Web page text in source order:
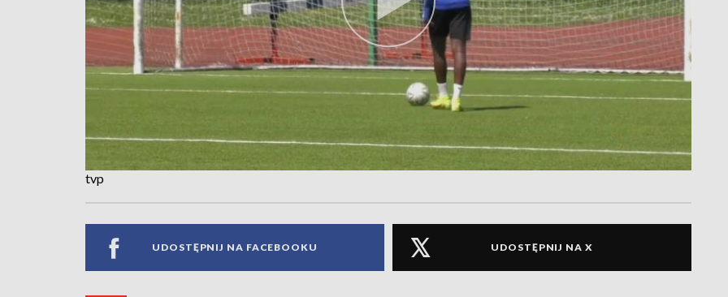
tvp
UDOSTĘPNIJ NA FACEBOOKU UDOSTĘPNIJ NA X